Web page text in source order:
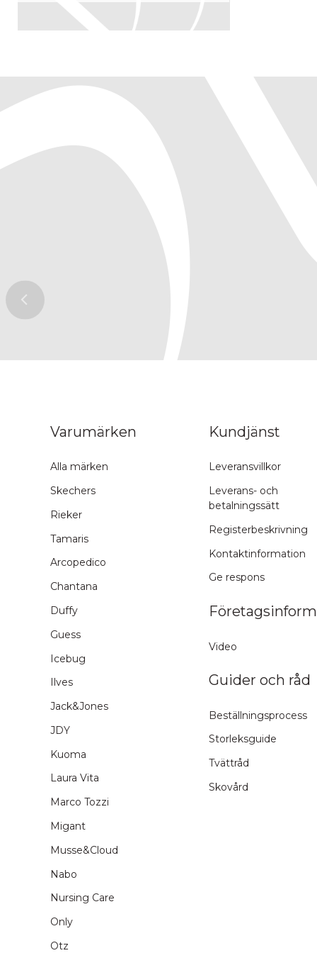
Varumärken
Alla märken
Skechers
Rieker
Tamaris
Arcopedico
Chantana
Duffy
Guess
Icebug
Ilves
Jack&Jones
JDY
Kuoma
Laura Vita
Marco Tozzi
Migant
Musse&Cloud
Nabo
Nursing Care
Only
Otz
Kundjänst
Leveransvillkor
Leverans- och
betalningssätt
Registerbeskrivning
Kontaktinformation
Ge respons
Video
Guider och råd
Beställningsprocess
Storleksguide
Tvättråd
Skovård